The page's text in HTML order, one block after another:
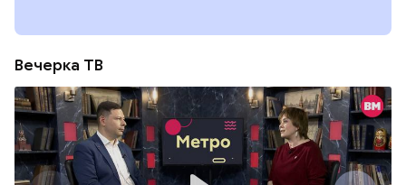
Вечерка ТВ